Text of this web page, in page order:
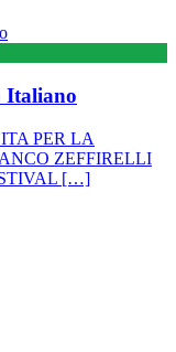
Italiano
PER LA
ZEFFIRELLI
[…]